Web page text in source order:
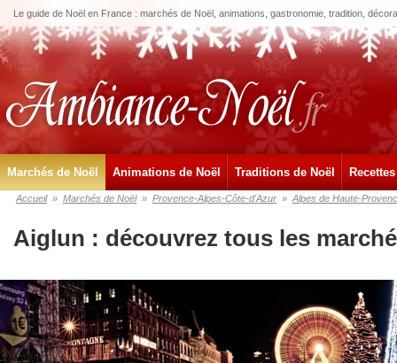
Le guide de Noël en France : marchés de Noël, animations, gastronomie, tradition,
Marchés de Noël Animations de Noël Traditions de Noël
Accueil » Marchés de Noël » Provence-Alpes-Côte-d'Azur » Alpes de Haute-
Aiglun : découvrez tous les